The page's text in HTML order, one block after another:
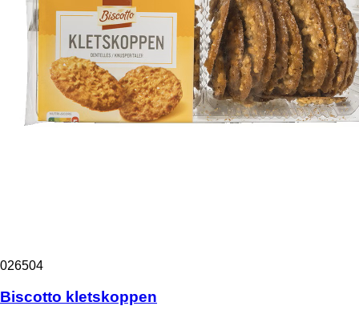
026504
Biscotto kletskoppen